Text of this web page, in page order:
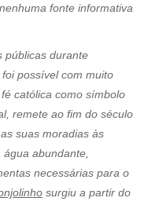
fonte informativa
públicas durante
possível com muito
católica como símbolo
remete ao fim do século
suas moradias às
abundante,
necessárias para o
surgiu a partir do